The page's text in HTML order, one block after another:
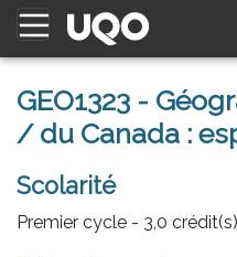
GEO1323 -
/ du Canada :
Scolarité
Premier cycle - 3,0 crédit(s)